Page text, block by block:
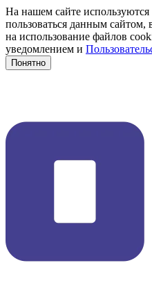
На нашем сайте
пользоваться данным сайтом,
на использование файлов
уведомлением и
Понятно